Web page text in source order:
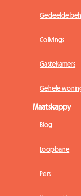
Gedeelde
Colivings
Gastekamers
Gehele
Maatskappy
Blog
Loopbane
Pers